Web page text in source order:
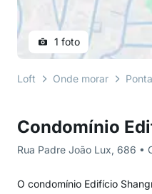
Condomínio
Rua Padre João Lux, 686 •
O condomínio Edifício
1 foto
Loft Onde morar